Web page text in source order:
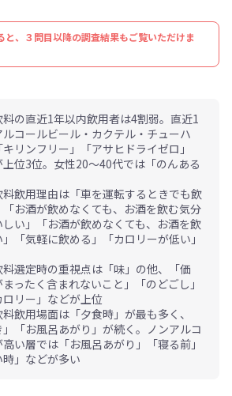
と、３問目以降の調査結果もご覧いただけま
の直近1年以内飲用者は4割弱。直近1
コールビール・カクテル・チューハ
リンフリー」「アサヒドライゼロ」
上位3位。女性20～40代では「のんある
飲用理由は「車を運転するときでも飲
お酒が飲めなくても、お酒を飲む気分
い」「お酒が飲めなくても、お酒を飲
「気軽に飲める」「カロリーが低い」
選定時の重視点は「味」の他、「価
ったく含まれないこと」「のどごし」
ロリー」などが上位
飲用場面は「夕食時」が最も多く、
」「お風呂あがり」が続く。ノンアルコ
い層では「お風呂あがり」「寝る前」
時」などが多い